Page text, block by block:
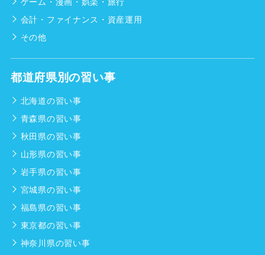
会計・ファイナンス・資産運用
その他
都道府県別の習い事
北海道の習い事
青森県の習い事
秋田県の習い事
山形県の習い事
岩手県の習い事
宮城県の習い事
福島県の習い事
東京都の習い事
神奈川県の習い事